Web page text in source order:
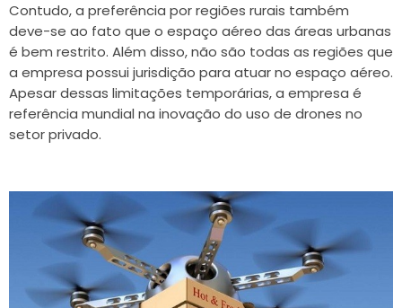
Contudo, a preferência por regiões rurais também
deve-se ao fato que o espaço aéreo das áreas urbanas
é bem restrito. Além disso, não são todas as regiões que
a empresa possui jurisdição para atuar no espaço aéreo.
Apesar dessas limitações temporárias, a empresa é
referência mundial na inovação do uso de drones no
setor privado.